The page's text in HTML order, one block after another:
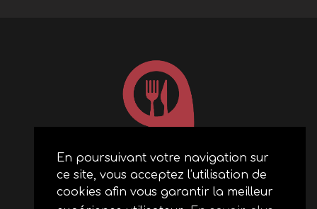
En poursuivant votre navigation sur
ce site, vous acceptez l’utilisation de
cookies afin vous garantir la meilleur
ACCUEIL